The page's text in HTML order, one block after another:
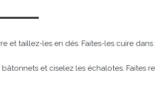
et taillez-les en dés. Faites-les cuire
et ciselez les échalotes. Faites